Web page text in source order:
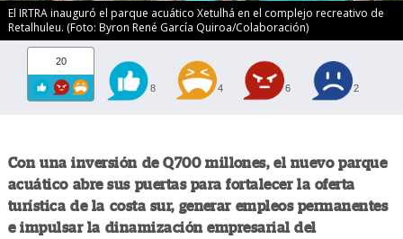
El IRTRA inauguró el parque acuático Xetulhá en el complejo recreativo de
Retalhuleu. (Foto: Byron René García Quiroa/Colaboración)
20
8 4 6 2
Con una inversión de Q700 millones, el nuevo parque
acuático abre sus puertas para fortalecer la oferta
turística de la costa sur, generar empleos permanentes
e impulsar la dinamización empresarial del